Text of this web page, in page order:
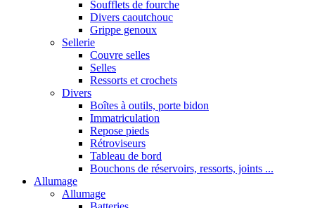
Soufflets de fourche
Divers caoutchouc
Grippe genoux
Sellerie
Couvre selles
Selles
Ressorts et crochets
Divers
Boîtes à outils, porte bidon
Immatriculation
Repose pieds
Rétroviseurs
Tableau de bord
Bouchons de réservoirs, ressorts, joints ...
Allumage
Allumage